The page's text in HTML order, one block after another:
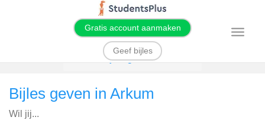
Gratis account aanmaken
Geef bijles
T
l
Bijles geven
Bijles geven in Arkum
Wil jij...